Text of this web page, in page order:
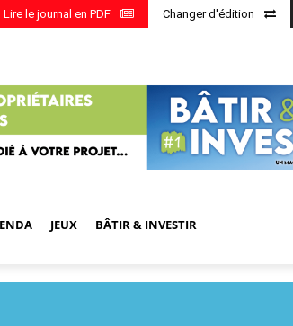
Changer d'édition
Lire le journal en PDF
JEUX BÂTIR & INVESTIR